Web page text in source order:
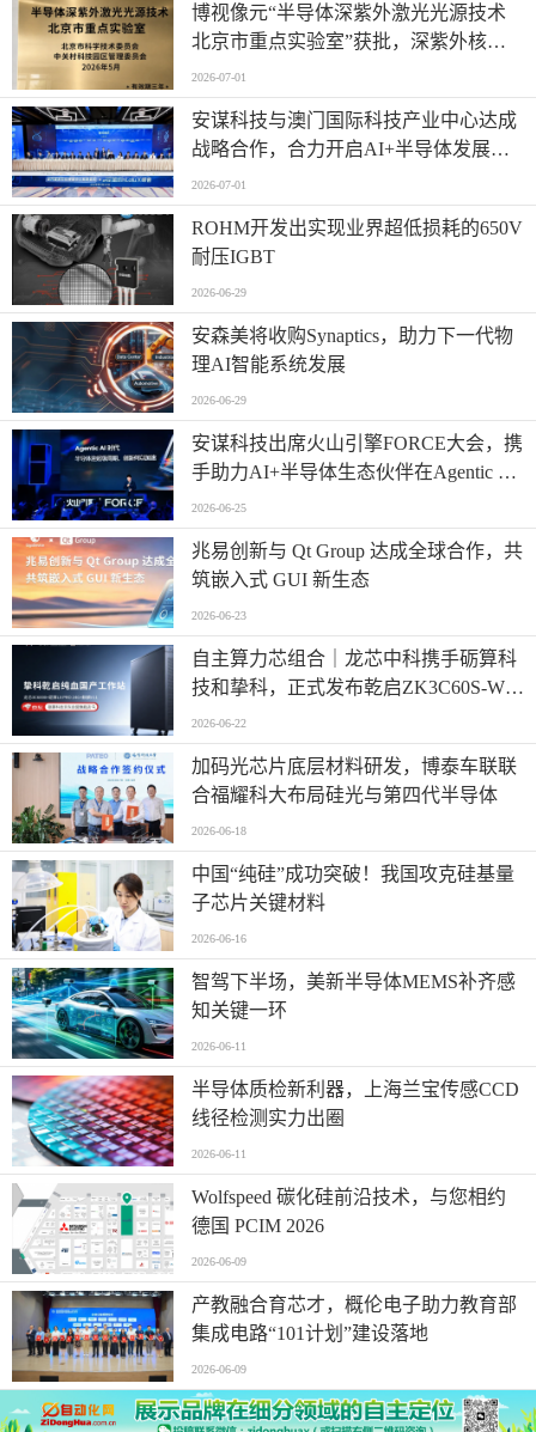
博视像元“半导体深紫外激光光源技术
北京市重点实验室”获批，深紫外核心
技术再获权威认可
2026-07-01
安谋科技与澳门国际科技产业中心达成
战略合作，合力开启AI+半导体发展
“芯”篇章
2026-07-01
ROHM开发出实现业界超低损耗的650V
耐压IGBT
2026-06-29
安森美将收购Synaptics，助力下一代物
理AI智能系统发展
2026-06-29
安谋科技出席火山引擎FORCE大会，携
手助力AI+半导体生态伙伴在Agentic AI
时代高效创新
2026-06-25
兆易创新与 Qt Group 达成全球合作，共
筑嵌入式 GUI 新生态
2026-06-23
自主算力芯组合｜龙芯中科携手砺算科
技和挚科，正式发布乾启ZK3C60S-W全
自研国产专业工作站
2026-06-22
加码光芯片底层材料研发，博泰车联联
合福耀科大布局硅光与第四代半导体
2026-06-18
中国“纯硅”成功突破！我国攻克硅基量
子芯片关键材料
2026-06-16
智驾下半场，美新半导体MEMS补齐感
知关键一环
2026-06-11
半导体质检新利器，上海兰宝传感CCD
线径检测实力出圈
2026-06-11
Wolfspeed 碳化硅前沿技术，与您相约
德国 PCIM 2026
2026-06-09
产教融合育芯才，概伦电子助力教育部
集成电路“101计划”建设落地
2026-06-09